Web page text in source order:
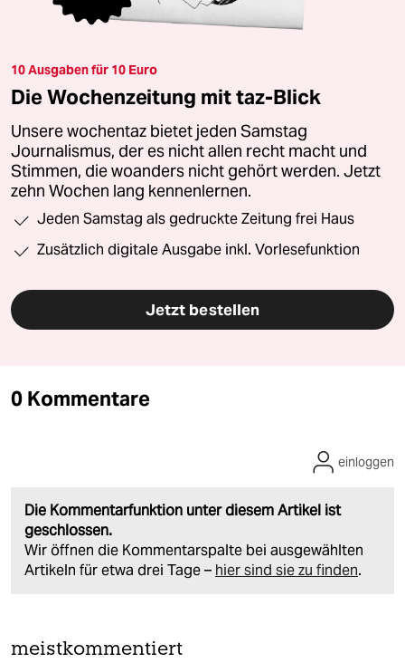
10 Ausgaben für 10 Euro
Die Wochenzeitung mit taz-Blick
Unsere wochentaz bietet jeden Samstag
Journalismus, der es nicht allen recht macht und
Stimmen, die woanders nicht gehört werden. Jetzt
zehn Wochen lang kennenlernen.
Jeden Samstag als gedruckte Zeitung frei Haus
Zusätzlich digitale Ausgabe inkl. Vorlesefunktion
Jetzt bestellen
0 Kommentare
Die Kommentarfunktion unter diesem Artikel ist
geschlossen.
Wir öffnen die Kommentarspalte bei ausgewählten
Artikeln für etwa drei Tage – hier sind sie zu finden.
einloggen
meistkommentiert